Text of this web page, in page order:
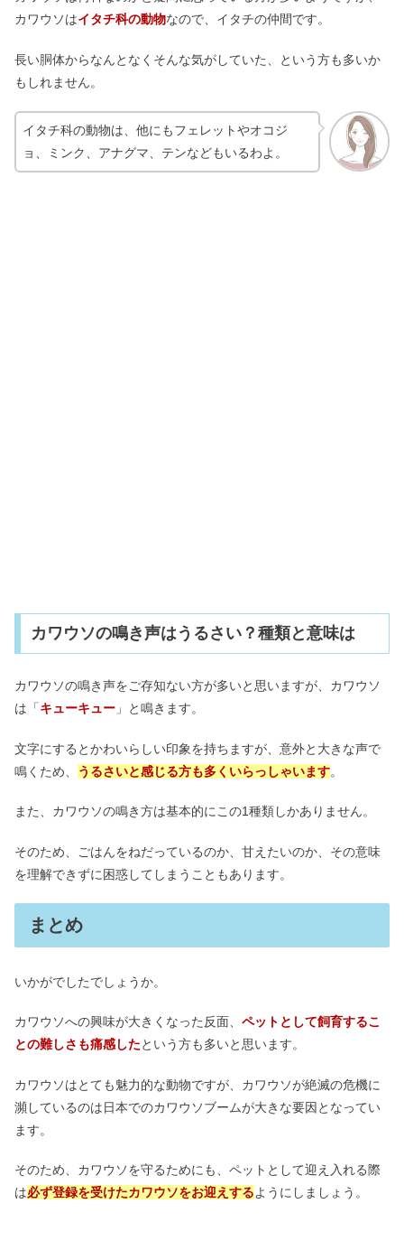
カワウソはイタチ科の動物なので、イタチの仲間です。
長い胴体からなんとなくそんな気がしていた、という方も多いか
もしれません。
イタチ科の動物は、他にもフェレットやオコジ
ョ、ミンク、アナグマ、テンなどもいるわよ。
カワウソの鳴き声はうるさい？種類と意味は
カワウソの鳴き声をご存知ない方が多いと思いますが、カワウソ
は「キューキュー 」と鳴きます。
文字にするとかわいらしい印象を持ちますが、意外と大きな声で
鳴くため、
うるさいと感じる方も多くいらっしゃいます。
また、カワウソの鳴き方は基本的にこの1種類しかありません。
そのため、ごはんをねだっているのか、甘えたいのか、その意味
を理解できずに困惑してしまうこともあります。
まとめ
いかがでしたでしょうか。
カワウソへの興味が大きくなった反面、 ペットとして飼育するこ
との難しさも痛感したという方も多いと思います。
カワウソはとても魅力的な動物ですが、カワウソが絶滅の危機に
瀕しているのは日本でのカワウソブームが大きな要因となってい
ます。
そのため、カワウソを守るためにも、ペットとして迎え入れる際
は必ず登録を受けたカワウソをお迎えするようにしましょう。